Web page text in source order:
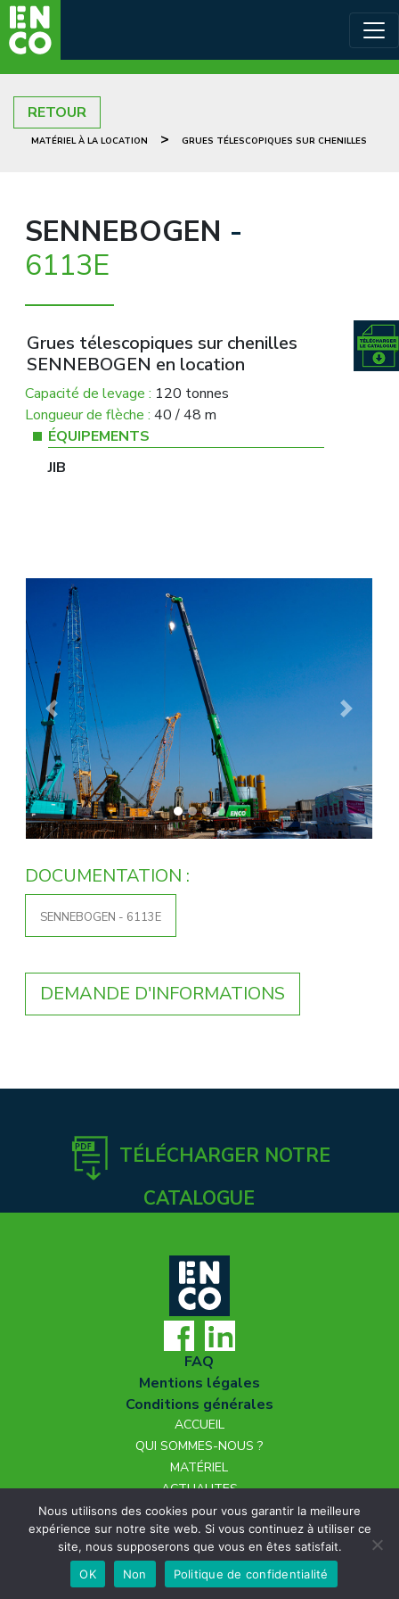
RETOUR
MATÉRIEL À LA LOCATION > GRUES TÉLESCOPIQUES SUR CHENILLES
SENNEBOGEN -
6113E
Grues télescopiques sur chenilles
SENNEBOGEN en location
Capacité de levage : 120 tonnes
Longueur de flèche : 40 / 48 m
ÉQUIPEMENTS
JIB
Previous Next
DOCUMENTATION :
SENNEBOGEN - 6113E
DEMANDE D'INFORMATIONS
TÉLÉCHARGER NOTRE
CATALOGUE
FAQ
Mentions légales
Conditions générales
ACCUEIL
QUI SOMMES-NOUS ?
MATÉRIEL
ACTUALITES
NOUS REJOINDRE
CONTACT
Nous utilisons des cookies pour vous garantir la meilleure
expérience sur notre site web. Si vous continuez à utiliser ce
site, nous supposerons que vous en êtes satisfait.
OK
Non Politique de confidentialité